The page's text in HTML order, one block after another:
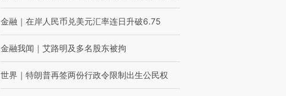
金融 ｜ 在岸人民币兑美元汇率连日升破6.75
金融我闻 ｜ 艾路明及多名股东被拘
世界 ｜ 特朗普再签两份行政令限制出生公民权